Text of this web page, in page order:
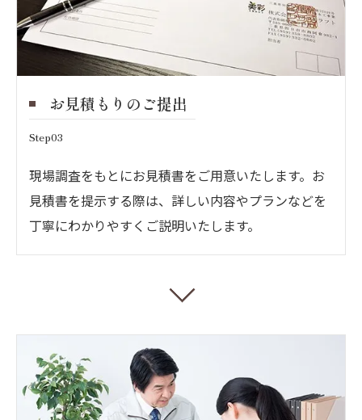
お見積もりのご提出
Step03
現場調査をもとにお見積書をご用意いたします。お
見積書を提示する際は、詳しい内容やプランなどを
丁寧にわかりやすくご説明いたします。